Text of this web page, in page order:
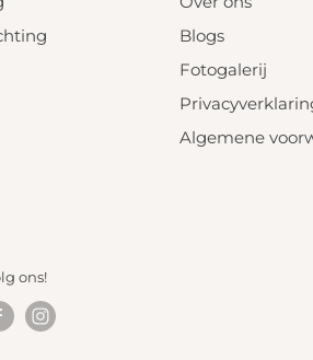
Blogs
Fotogalerij
Algemene
ons!